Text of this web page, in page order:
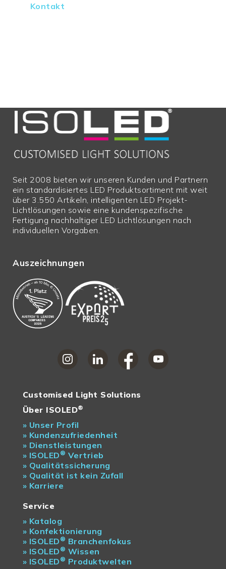
Kontakt
Seit 2008 bieten wir unseren Kunden und Partnern
ein standardisiertes LED Produktsortiment mit weit
über 3.550 Artikeln, intelligenten LED Projekt-
Lichtlösungen sowie eine kundenspezifische
Fertigung nachhaltiger LED Lichtlösungen nach
individuellen Vorgaben.
Auszeichnungen
Customised Light Solutions
Über ISOLED®
» Unser Profil
» Kundenzufriedenheit
» Dienstleistungen
» ISOLED ® Vertrieb
» Qualitätssicherung
» Qualität ist kein Zufall
» Karriere
Service
» Katalog
» Konfektionierung
» ISOLED ® Branchenfokus
» ISOLED ® Wissen
» ISOLED ® Produktwelten